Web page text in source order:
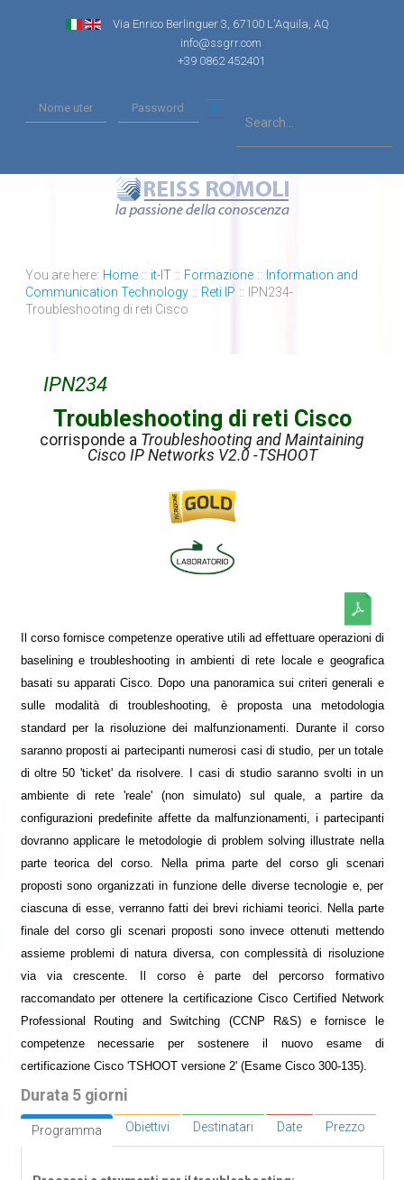
Via Enrico Berlinguer 3, 67100 L'Aquila, AQ
info@ssgrr.com
+39 0862 452401
You are here: Home :: it-IT :: Formazione :: Information and
Communication Technology :: Reti IP ::
IPN234-
Troubleshooting di reti Cisco
IPN234
Troubleshooting di reti Cisco
corrisponde a Troubleshooting and Maintaining
Cisco IP Networks V2.0 -TSHOOT
Il corso fornisce competenze operative utili ad effettuare operazioni di
baselining e troubleshooting in ambienti di rete locale e geografica
basati su apparati Cisco. Dopo una panoramica sui criteri generali e
sulle modalità di troubleshooting, è proposta una metodologia
standard per la risoluzione dei malfunzionamenti. Durante il corso
saranno proposti ai partecipanti numerosi casi di studio, per un totale
di oltre 50 'ticket' da risolvere. I casi di studio saranno svolti in un
ambiente di rete 'reale' (non simulato) sul quale, a partire da
configurazioni predefinite affette da malfunzionamenti, i partecipanti
dovranno applicare le metodologie di problem solving illustrate nella
parte teorica del corso. Nella prima parte del corso gli scenari
proposti sono organizzati in funzione delle diverse tecnologie e, per
ciascuna di esse, verranno fatti dei brevi richiami teorici. Nella parte
finale del corso gli scenari proposti sono invece ottenuti mettendo
assieme problemi di natura diversa, con complessità di risoluzione
via via crescente. Il corso è parte del percorso formativo
raccomandato per ottenere la certificazione Cisco Certified Network
Professional Routing and Switching (CCNP R&S) e fornisce le
competenze necessarie per sostenere il nuovo esame di
certificazione Cisco 'TSHOOT versione 2' (Esame Cisco 300-135).
Durata 5 giorni
Programma Obiettivi Destinatari Date Prezzo